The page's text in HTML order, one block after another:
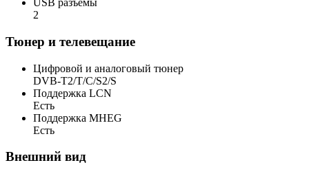
USB разъемы
2
Тюнер и телевещание
Цифровой и аналоговый тюнер
DVB-T2/T/C/S2/S
Поддержка LCN
Есть
Поддержка MHEG
Есть
Внешний вид